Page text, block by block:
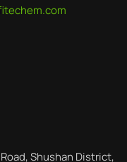
Shushan District,